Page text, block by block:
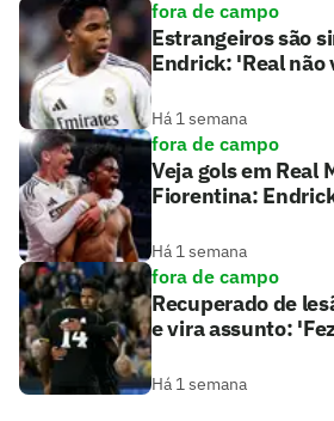
fora de campo
Estrangeiros são
Endrick: 'Real não
Há 1 semana
fora de campo
Veja gols em Real
Fiorentina:
Há 1 semana
fora de campo
Recuperado de
e vira assunto:
Há 1 semana